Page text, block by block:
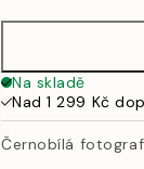
Na skladě
Nad 1 299 Kč
Černobílá